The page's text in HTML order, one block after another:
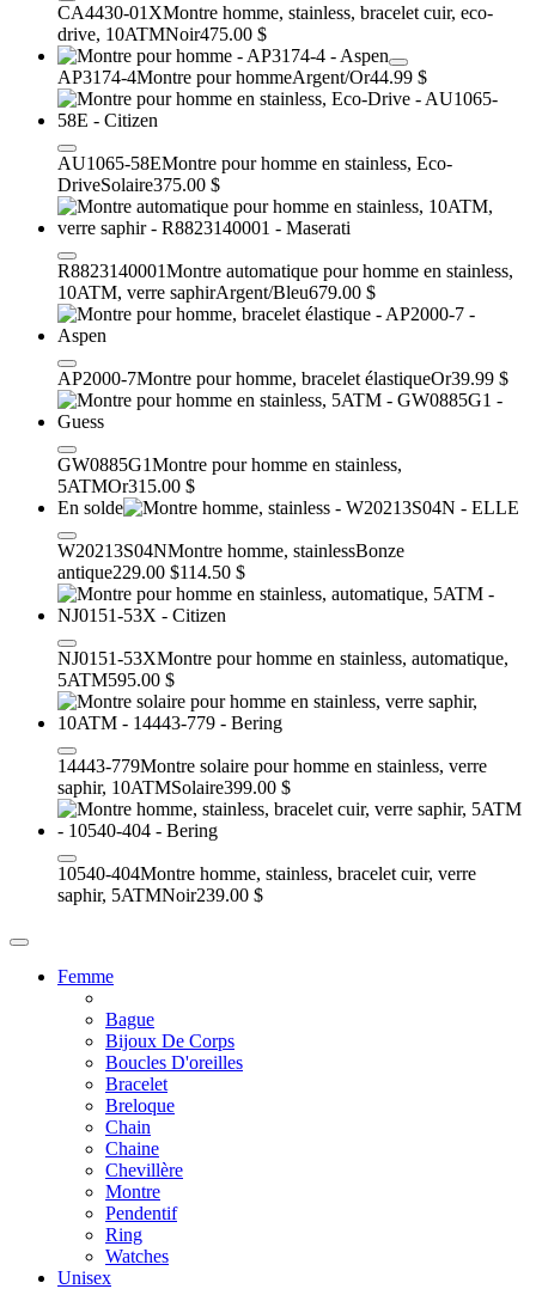
CA4430-01XMontre homme, stainless, bracelet cuir, eco-
drive, 10ATMNoir475.00 $
AP3174-4Montre pour hommeArgent/Or44.99 $
AU1065-58EMontre pour homme en stainless, Eco-
DriveSolaire375.00 $
R8823140001Montre automatique pour homme en stainless,
10ATM, verre saphirArgent/Bleu679.00 $
AP2000-7Montre pour homme, bracelet élastiqueOr39.99 $
GW0885G1Montre pour homme en stainless,
5ATMOr315.00 $
En solde
W20213S04NMontre homme, stainlessBonze
antique229.00 $114.50 $
NJ0151-53XMontre pour homme en stainless, automatique,
5ATM595.00 $
14443-779Montre solaire pour homme en stainless, verre
saphir, 10ATMSolaire399.00 $
10540-404Montre homme, stainless, bracelet cuir, verre
saphir, 5ATMNoir239.00 $
Femme
Bague
Bijoux De Corps
Boucles D'oreilles
Bracelet
Breloque
Chain
Chaine
Chevillère
Montre
Pendentif
Ring
Watches
Unisex